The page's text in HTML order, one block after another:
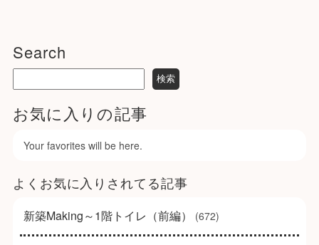
Search
お気に入りの記事
Your favorites will be here.
よくお気に入りされてる記事
新築Making～1階トイレ（前編） (672)